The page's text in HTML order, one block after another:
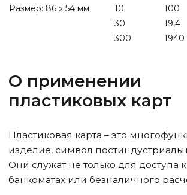
Размер: 86 x 54 мм
10 100
30
19,4
300
1940
О применении
пластиковых карт
Пластиковая карта – это
изделие, символ
Они служат не только для доступа
банкоматах или безналичного